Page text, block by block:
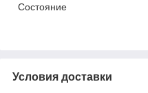
Состояние
Условия доставки